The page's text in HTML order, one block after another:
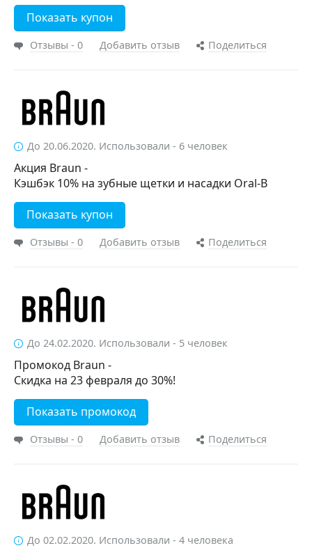
Показать купон
Отзывы - 0 Добавить отзыв Поделиться
До 20.06.2020. Использовали - 6 человек
Акция Braun -
Кэшбэк 10% на зубные щетки и насадки Oral-B
Показать купон
Отзывы - 0 Добавить отзыв Поделиться
До 24.02.2020. Использовали - 5 человек
Промокод Braun -
Скидка на 23 февраля до 30%!
Показать промокод
Отзывы - 0 Добавить отзыв Поделиться
До 02.02.2020. Использовали - 4 человека